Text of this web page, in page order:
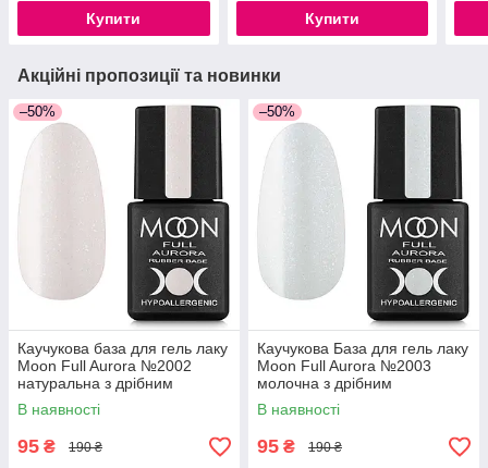
Купити Купити
Акційні пропозиції та новинки
–50%
Каучукова база для гель лаку
Moon Full Aurora №2002
натуральна з дрібним
шиммером 8 мл
В наявності
95 ₴ 190 ₴
–50%
Каучукова База для гель лаку
Moon Full Aurora №2003
молочна з дрібним
шиммером 8 мл
В наявності
95 ₴ 190 ₴